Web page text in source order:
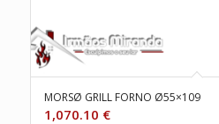
MORSØ GRILL FORNO Ø55×109
1,070.10 €